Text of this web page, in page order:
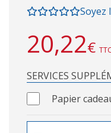
Soyez
20,22€ TTC
SERVICES
Papier